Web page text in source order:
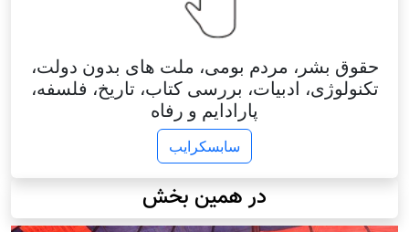
حقوق بشر، مردم بومی، ملت های بدون دولت،
تکنولوژی، ادبیات، بررسی کتاب، تاریخ، فلسفه،
پارادایم و رفاه
سابسکرایب
در همین بخش